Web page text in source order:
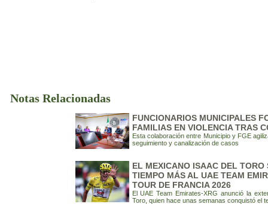
Notas Relacionadas
FUNCIONARIOS MUNICIPALES
FAMILIAS EN VIOLENCIA TRAS
Esta colaboración entre Municipio y FGE
seguimiento y canalización de casos
EL MEXICANO ISAAC DEL
TIEMPO MÁS AL UAE TEAM
TOUR DE FRANCIA 2026
El UAE Team Emirates-XRG anunció la
Toro, quien hace unas semanas conquistó el